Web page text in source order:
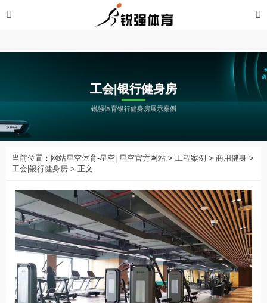
星空体育-星空| 星空官方网站
工会|银行健身房
锐强体育银行健身房展示案例
当前位置： 网站星空体育-星空| 星空官方网站 > 工程案例 > 商用健身 >
工会|银行健身房 > 正文